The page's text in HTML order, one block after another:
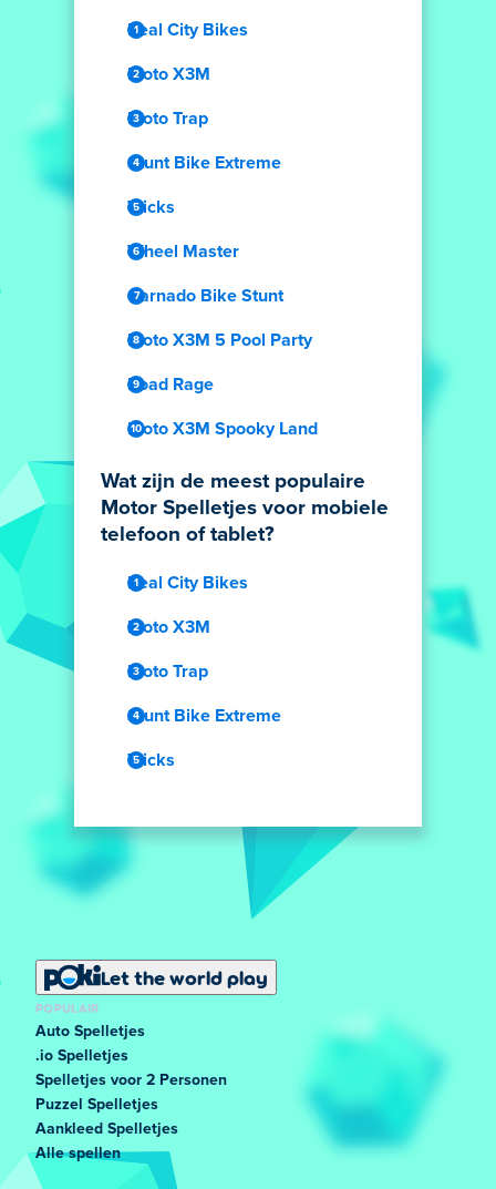
Real City Bikes
Moto X3M
Moto Trap
Stunt Bike Extreme
Tricks
Wheel Master
Carnado Bike Stunt
Moto X3M 5 Pool Party
Road Rage
Moto X3M Spooky Land
Wat zijn de meest populaire
Motor Spelletjes voor mobiele
telefoon of tablet?
Real City Bikes
Moto X3M
Moto Trap
Stunt Bike Extreme
Tricks
Let the world play
POPULAIR
Auto Spelletjes
.io Spelletjes
Spelletjes voor 2 Personen
Puzzel Spelletjes
Aankleed Spelletjes
Alle spellen